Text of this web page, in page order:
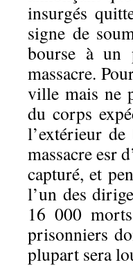
insurgés
signe de
bourse à un
massacre.
ville mais ne
du corps
l’extérieur
massacre esr
capturé, et
l’un des
16 000
prisonniers
plupart sera